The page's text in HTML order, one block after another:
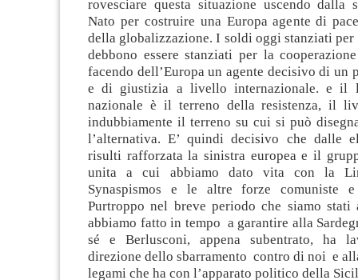
rovesciare questa situazione uscendo dalla
Nato per costruire una Europa agente di
della globalizzazione. I soldi oggi stanziati
debbono essere stanziati per la
facendo dell’Europa un agente decisivo di un
e di giustizia a livello internazionale. e il
nazionale è il terreno della resistenza, il
indubbiamente il terreno su cui si può
l’alternativa. E’ quindi decisivo che dalle
risulti rafforzata la sinistra europea e il
unita a cui abbiamo dato vita con la
Synaspismos e le altre forze comuniste e
Purtroppo nel breve periodo che siamo stati
abbiamo fatto in tempo a garantire alla
sé e Berlusconi, appena subentrato, ha
direzione dello sbarramento contro di noi e
legami che ha con l’apparato politico della